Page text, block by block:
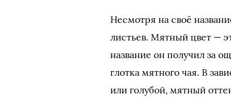
Несмотря на своё
листьев. Мятный цвет —
название он получил за
глотка мятного чая. В
или голубой, мятный